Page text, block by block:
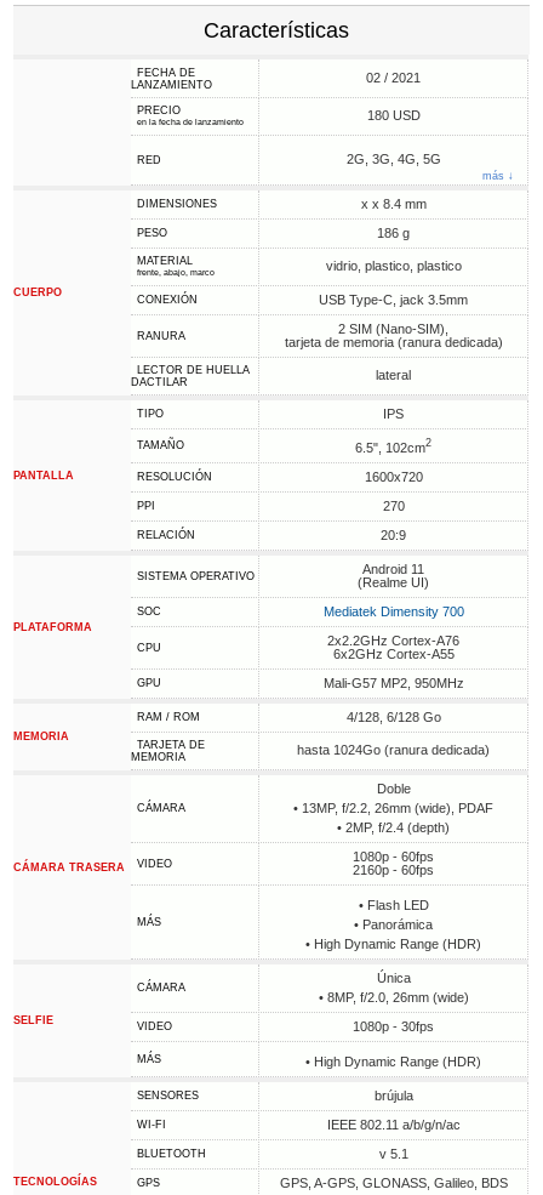
Características
FECHA DE
LANZAMIENTO
02 / 2021
PRECIO
en la fecha de lanzamiento 180 USD
RED 2G, 3G, 4G, 5G
más ↓
CUERPO
DIMENSIONES x x 8.4 mm
PESO 186 g
MATERIAL
frente, abajo, marco vidrio, plastico, plastico
CONEXIÓN USB Type-C, jack 3.5mm
RANURA
2 SIM (Nano-SIM),
tarjeta de memoria (ranura dedicada)
LECTOR DE HUELLA
DACTILAR
lateral
PANTALLA
TIPO IPS
TAMAÑO 6.5", 102cm2
RESOLUCIÓN 1600x720
PPI 270
RELACIÓN 20:9
PLATAFORMA
SISTEMA OPERATIVO
Android 11
(Realme UI)
SOC Mediatek Dimensity 700
CPU
2x2.2GHz Cortex-A76
6x2GHz Cortex-A55
GPU Mali-G57 MP2, 950MHz
MEMORIA
RAM / ROM 4/128, 6/128 Go
TARJETA DE
MEMORIA
hasta 1024Go (ranura dedicada)
CÁMARA TRASERA
CÁMARA
Doble
• 13MP, f/2.2, 26mm (wide), PDAF
• 2MP, f/2.4 (depth)
VIDEO
1080p - 60fps
2160p - 60fps
MÁS
• Flash LED
• Panorámica
• High Dynamic Range (HDR)
SELFIE
CÁMARA
Única
• 8MP, f/2.0, 26mm (wide)
VIDEO 1080p - 30fps
MÁS • High Dynamic Range (HDR)
TECNOLOGÍAS
SENSORES brújula
WI-FI IEEE 802.11 a/b/g/n/ac
BLUETOOTH v 5.1
GPS
GPS, A-GPS, GLONASS, Galileo, BDS